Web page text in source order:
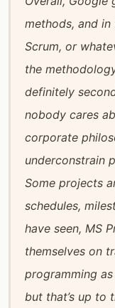
methods, and in
Scrum, or
the
definitely
nobody cares
corporate
underconstrain
Some projects
schedules,
have seen, MS
themselves on
programming
but that’s up to